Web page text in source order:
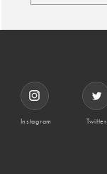
Instagram Twitter